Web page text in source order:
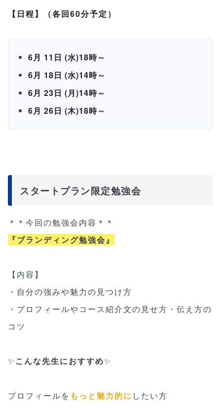
【日程】（各回60分予定）
6月 11日 (水)18時～
6月 18日 (水)14時～
6月 23日 (月)14時～
6月 26日 (木)18時～
スタートプラン限定勉強会
＊＊今回の勉強会内容＊＊
『ブランディング勉強会』
【内容】
・自分の強みや魅力の見つけ方
・プロフィールやコース紹介文の見せ方・伝え方の
コツ
✨ こんな先生におすすめ✨
プロフィールを もっと魅力的に したい方